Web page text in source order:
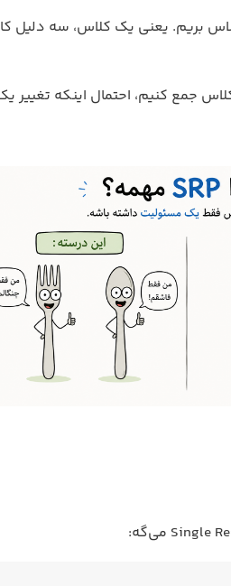
بریم. یعنی یک کلاس، سه دلیل
جمع کنیم، احتمال اینکه تغییر